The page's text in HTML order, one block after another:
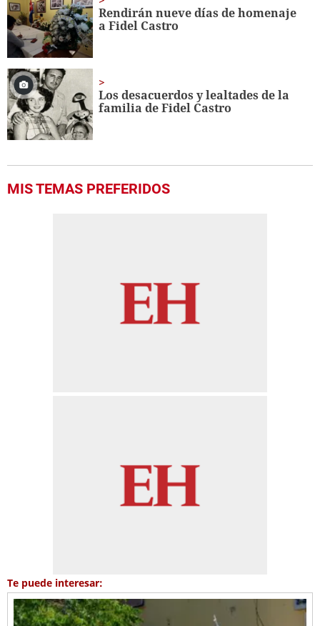
Rendirán nueve días de homenaje
a Fidel Castro
Los desacuerdos y lealtades de la
familia de Fidel Castro
MIS TEMAS PREFERIDOS
Te puede interesar: